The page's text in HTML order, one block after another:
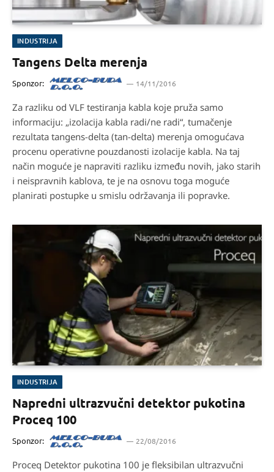
INDUSTRIJA
Tangens Delta merenja
Sponzor: 14/11/2016
Za razliku od VLF testiranja kabla koje pruža samo
informaciju: „izolacija kabla radi/ne radi“, tumačenje
rezultata tangens-delta (tan-delta) merenja omogućava
procenu operativne pouzdanosti izolacije kabla. Na taj
način moguće je napraviti razliku između novih, jako starih
i neispravnih kablova, te je na osnovu toga moguće
planirati postupke u smislu održavanja ili popravke.
INDUSTRIJA
Napredni ultrazvučni detektor pukotina
Proceq 100
Sponzor: 22/08/2016
Proceq Detektor pukotina 100 je fleksibilan ultrazvučni